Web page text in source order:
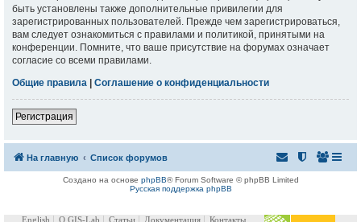
быть установлены также дополнительные привилегии для
зарегистрированных пользователей. Прежде чем зарегистрироваться,
вам следует ознакомиться с правилами и политикой, принятыми на
конференции. Помните, что ваше присутствие на форумах означает
согласие со всеми правилами.
Общие правила | Соглашение о конфиденциальности
Регистрация
На главную Список форумов
Создано на основе phpBB® Forum Software © phpBB Limited
Русская поддержка phpBB
English О GIS-Lab Статьи Документация Контакты